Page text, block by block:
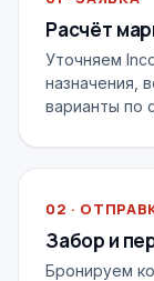
Расчёт
Уточняем
назначения,
варианты по
02 ·
Забор и
Бронируем